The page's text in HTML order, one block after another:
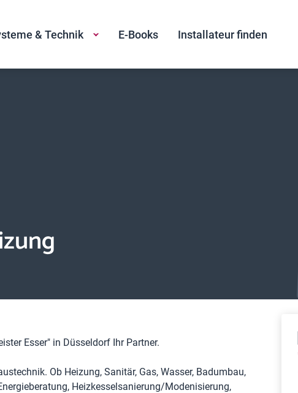
& Technik E-Books Installateur finden
Esser" in Düsseldorf Ihr Partner.
Ob Heizung, Sanitär, Gas, Wasser, Badumbau,
Heizkesselsanierung/Modenisierung,